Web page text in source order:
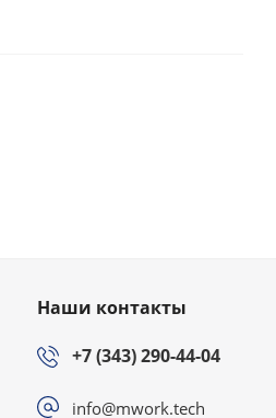
Наши контакты
+7 (343) 290-44-04
info@mwork.tech